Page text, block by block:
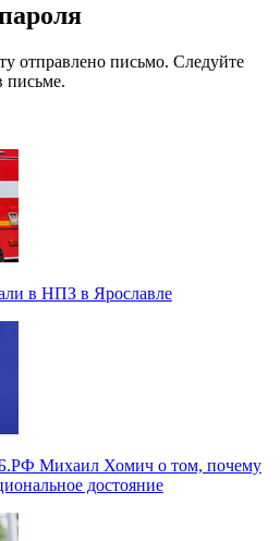
отправлено письмо. Следуйте
письме.
в НПЗ в Ярославле
Михаил Хомич о том, почему
достояние